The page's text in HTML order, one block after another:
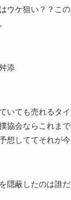
ウケ狙い？？こ
添
いても売れるタ
協会ならこれま
想しててそれが今
隠蔽したのは誰だ